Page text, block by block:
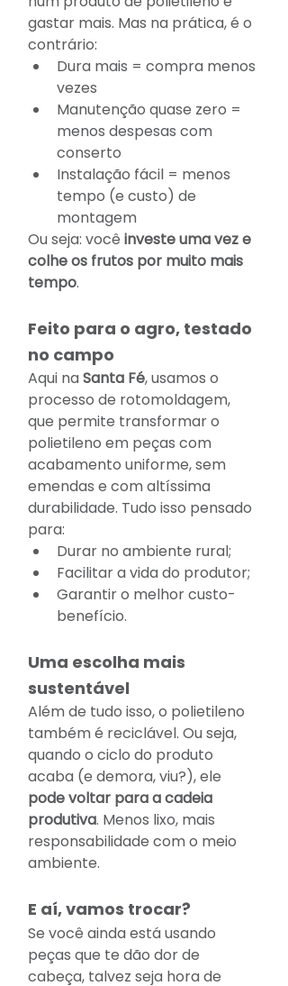
gastar mais. Mas na prática, é o
contrário:
Dura mais = compra menos
vezes
Manutenção quase zero =
menos despesas com
conserto
Instalação fácil = menos
tempo (e custo) de
montagem
Ou seja: você investe uma vez e
colhe os frutos por muito mais
tempo.
Feito para o agro, testado
no campo
Aqui na Santa Fé, usamos o
processo de rotomoldagem,
que permite transformar o
polietileno em peças com
acabamento uniforme, sem
emendas e com altíssima
durabilidade. Tudo isso pensado
para:
Durar no ambiente rural;
Facilitar a vida do produtor;
Garantir o melhor custo-
benefício.
Uma escolha mais
sustentável
Além de tudo isso, o polietileno
também é reciclável. Ou seja,
quando o ciclo do produto
acaba (e demora, viu?), ele
pode voltar para a cadeia
produtiva. Menos lixo, mais
responsabilidade com o meio
ambiente.
E aí, vamos trocar?
Se você ainda está usando
peças que te dão dor de
cabeça, talvez seja hora de